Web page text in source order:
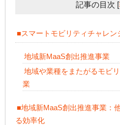
記事の目次 [
■スマートモビリティチャレン
地域新MaaS創出推進事業
地域や業種をまたがるモビ
業
■地域新MaaS創出推進事業：
る効率化